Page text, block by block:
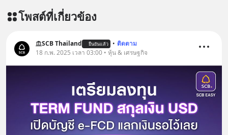
โพสต์ที่เกี่ยวข้อง
SCB Thailand ยืนยันแล้ว • ติดตาม
18 ก.พ. 2025 เวลา 03:00 • หุ้น & เศรษฐกิจ